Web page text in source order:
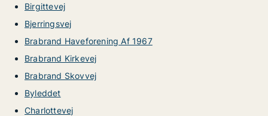
Birgittevej
Bjerringsvej
Brabrand Haveforening Af 1967
Brabrand Kirkevej
Brabrand Skovvej
Byleddet
Charlottevej